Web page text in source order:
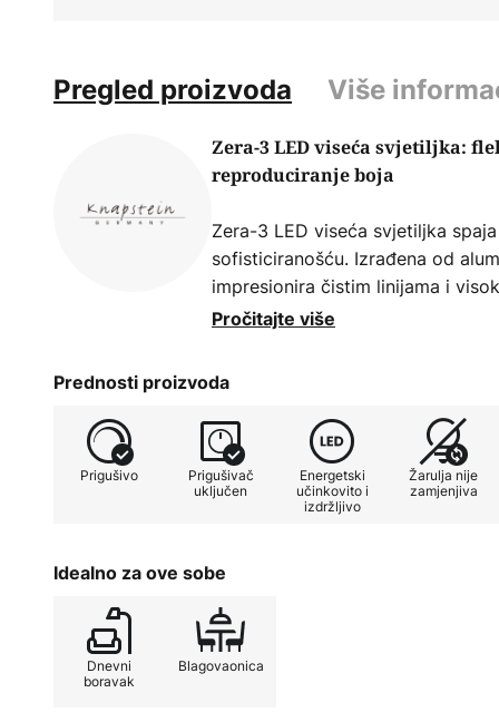
Pregled proizvoda Više
Zera-3 LED viseća svjetiljka:
reproduciranje boja
Zera-3 LED viseća svjetiljka
sofisticiranošću. Izrađena od
impresionira čistim linijama i
obradom. Integrirana CCT
omogućuje stvaranje različitih
reprodukcije boja od 90 Ra,
prirodnu reprodukciju boja.
raspodjelu svjetla, dok LED
udobno iskustvo gledanja.
prigušivanja, Zera-3 se može
blagovaonici – ovo svjetlo
energetski učinkovito osvjetljenje
LED izvorom svjetlosti. Crna
Pročitajte više
Prednosti proizvoda
Prigušivo
Prigušivač
uključen
Energetski
učinkovito i
izdržljivo
Žarulja nije
zamjenjiva
Idealno za ove sobe
Dnevni
boravak
Blagovaonica